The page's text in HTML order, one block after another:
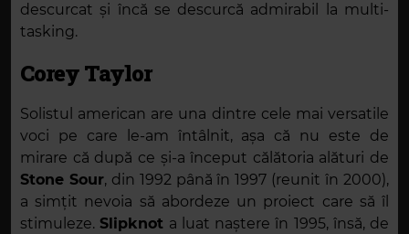
descurcat și încă se descurcă admirabil la multi-
tasking.
Corey Taylor
Solistul american are una dintre cele mai versatile
voci pe care le-am întâlnit, așa că nu este de
mirare că după ce și-a început călătoria alături de
Stone Sour, din 1992 până în 1997 (reunit în 2000),
a simțit nevoia să abordeze un proiect care să îl
stimuleze. Slipknot a luat naștere în 1995, însă, de